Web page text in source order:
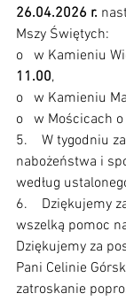
26.04.2026 r.
Mszy Świętych:
o   w Kamieniu
11.00,
o   w Kamieniu
o   w Mościcach
5.    W tygodniu
nabożeństwa i
według
6.    Dziękujemy
wszelką pomoc
Dziękujemy za
Pani Celinie
zatroskanie